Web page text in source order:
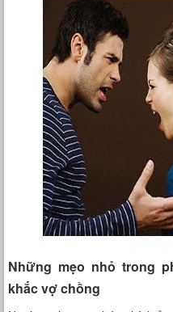
Những mẹo nhỏ trong
khắc vợ chồng